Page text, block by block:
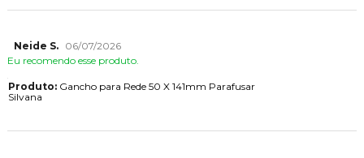
Neide S.
06/07/2026
Eu recomendo esse produto.
Produto:Gancho para Rede 50 X 141mm Parafusar
Silvana